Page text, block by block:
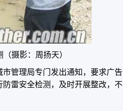
摄影：周扬天）
管理局专门发出通知，要求广告
雷安全检测，及时开展整改，不